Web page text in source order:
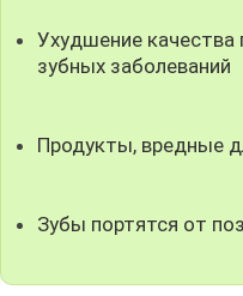
Ухудшение качества
зубных заболеваний
Продукты, вредные
Зубы портятся от